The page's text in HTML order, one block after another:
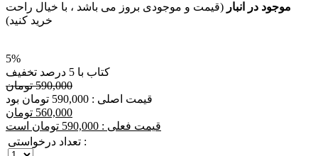
موجود در انبار (قیمت و موجودی بروز می باشد ، با خیال راحت
خرید کنید)
5%
کتاب با 5 درصد تخفیف
590,000 تومان
قیمت اصلی : 590,000 تومان بود
560,000 تومان
قیمت فعلی : 590,000 تومان است
تعداد درخواستی :